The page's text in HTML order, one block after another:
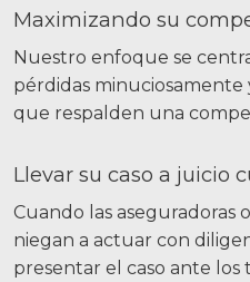
Maximizando su
Nuestro enfoque se
pérdidas
que respalden una
Llevar su caso a juicio
Cuando las aseguradoras
niegan a actuar con
presentar el caso ante los